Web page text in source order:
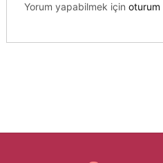
Yorum yapabilmek için oturum